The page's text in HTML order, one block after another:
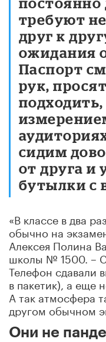
требуют
друг к
ожидания
Паспорт
рук,
сидим
от друга и
бутылки с
«В классе в два
обычно на
Алексея Полина
школы № 1500. –
Телефон сдавали
в пакетик), а еще
А так атмосфера
другом обычном
Они не